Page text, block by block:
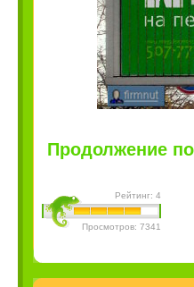
Продолжение
Рейтинг: 4
Просмотров: 7341